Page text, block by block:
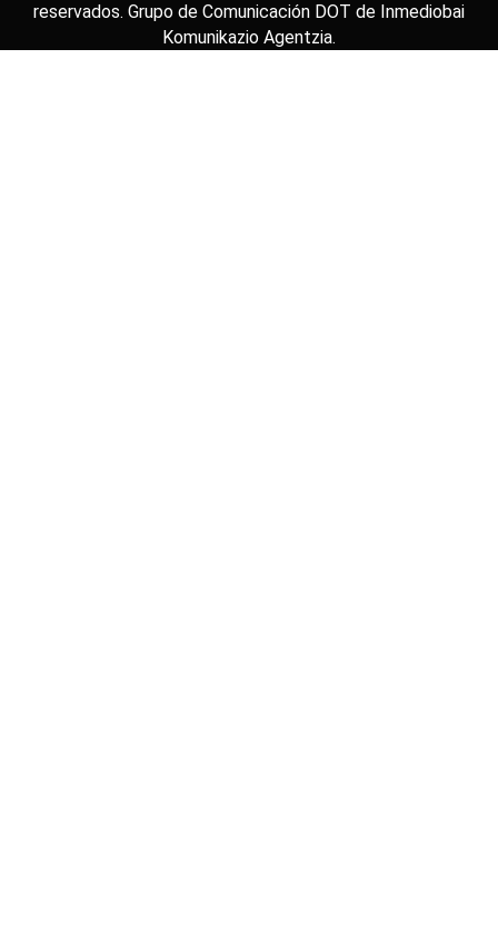
reservados. Grupo de Comunicación DOT de Inmediobai
Komunikazio Agentzia.